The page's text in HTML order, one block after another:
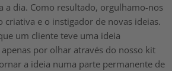
a dia. Como resultado, orgulhamo-nos
criativa e o instigador de novas ideias.
um cliente teve uma ideia
por olhar através do nosso kit
a ideia numa parte permanente de